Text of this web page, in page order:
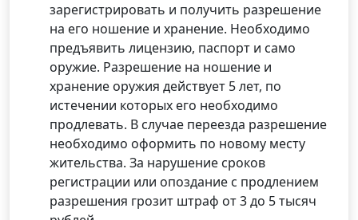
зарегистрировать и получить разрешение
на его ношение и хранение. Необходимо
предъявить лицензию, паспорт и само
оружие. Разрешение на ношение и
хранение оружия действует 5 лет, по
истечении которых его необходимо
продлевать. В случае переезда разрешение
необходимо оформить по новому месту
жительства. За нарушение сроков
регистрации или опоздание с продлением
разрешения грозит штраф от 3 до 5 тысяч